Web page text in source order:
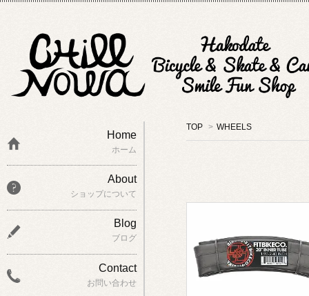
TOP > WHEELS
Home
ホーム
About
ショップについて
Blog
ブログ
Contact
お問い合わせ